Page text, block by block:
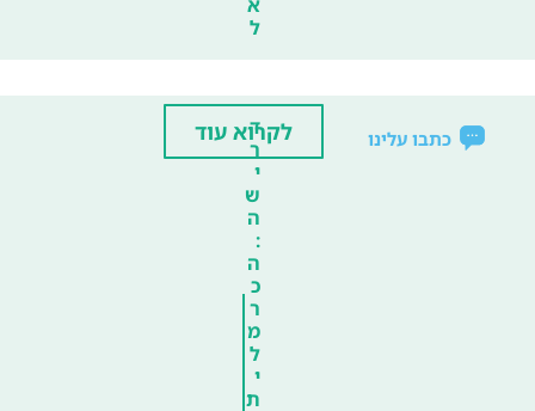
ל
כתבו עלינו
ד
ר
י
ש
ה
:
ה
כ
ר
מ
ל
י
ת
לקרוא עוד